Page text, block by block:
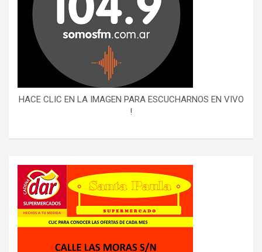
HACE CLIC EN LA IMAGEN PARA ESCUCHARNOS EN VIVO
!